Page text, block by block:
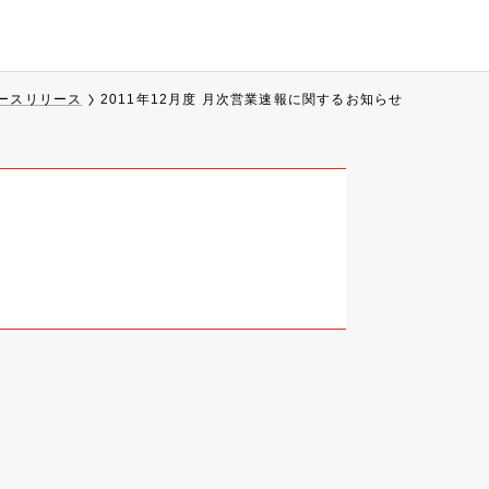
スリリース 2011年12月度 月次営業速報に関するお知らせ